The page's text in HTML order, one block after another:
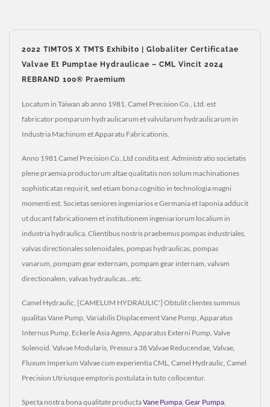
2022 TIMTOS X TMTS Exhibito | Globaliter Certificatae
Valvae Et Pumptae Hydraulicae – CML Vincit 2024
REBRAND 100® Praemium
Locatum in Taiwan ab anno 1981, Camel Precision Co., Ltd. est
fabricator pomparum hydraulicarum et valvularum hydraulicarum in
Industria Machinum et Apparatu Fabricationis.
Anno 1981 Camel Precision Co.,Ltd condita est. Administratio societatis
plene praemia productorum altae qualitatis non solum machinationes
sophisticatas requirit, sed etiam bona cognitio in technologia magni
momenti est. Societas seniores ingeniarios e Germania et Iaponia adducit
ut ducant fabricationem et institutionem ingeniariorum localium in
industria hydraulica. Clientibus nostris praebemus pompas industriales,
valvas directionales solenoidales, pompas hydraulicas, pompas
vanarum, pompam gear externam, pompam gear internam, valvam
directionalem, valvas hydraulicas...etc.
Camel Hydraulic, [CAMELUM HYDRAULIC'] Obtulit clientes summus
qualitas Vane Pump, Variabilis Displacement Vane Pump, Apparatus
Internus Pump, Eckerle Asia Agens, Apparatus Externi Pump, Valve
Solenoid, Valvae Modularis, Pressura 38 Valvae Reducendae, Valvae,
Fluxum Imperium Valvae cum experientia CML, Camel Hydraulic, Camel
Precision Utriusque emptoris postulata in tuto collocentur.
Specta nostra bona qualitate productaVane Pumpa Gear Pumpa